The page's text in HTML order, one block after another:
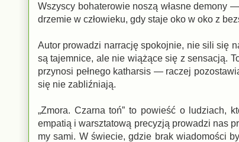
Wszyscy bohaterowie noszą własne demony
drzemie w człowieku, gdy staje oko w oko z
Autor prowadzi narrację spokojnie, nie sili się
są tajemnice, ale nie wiążące się z sensacją.
przynosi pełnego katharsis — raczej
się nie zabliźniają.
„Zmora. Czarna toń” to powieść o ludziach,
empatią i warsztatową precyzją prowadzi nas
my sami. W świecie, gdzie brak wiadomości